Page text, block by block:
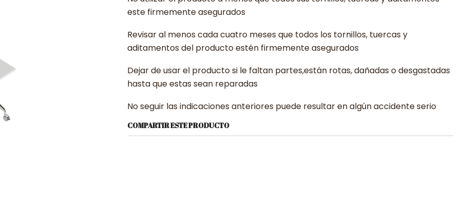
este firmemente asegurados
Revisar al menos cada cuatro meses que todos los tornillos, tuercas y
aditamentos del producto estén firmemente asegurados
Dejar de usar el producto si le faltan partes,están rotas, dañadas o desgastadas
hasta que estas sean reparadas
No seguir las indicaciones anteriores puede resultar en algún accidente serio
COMPARTIR ESTE PRODUCTO